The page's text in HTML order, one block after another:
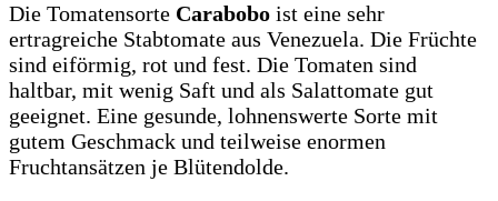
Die Tomatensorte Carabobo ist eine sehr
ertragreiche Stabtomate aus Venezuela. Die Früchte
sind eiförmig, rot und fest. Die Tomaten sind
haltbar, mit wenig Saft und als Salattomate gut
geeignet. Eine gesunde, lohnenswerte Sorte mit
gutem Geschmack und teilweise enormen
Fruchtansätzen je Blütendolde.